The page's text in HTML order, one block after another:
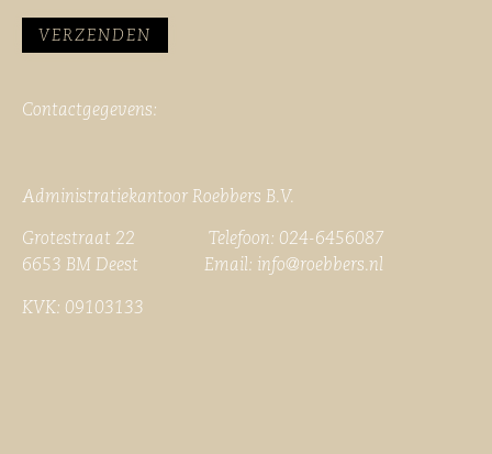
Contactgegevens:
Administratiekantoor Roebbers B.V.
Grotestraat 22 Telefoon: 024-6456087
6653 BM Deest Email: info@roebbers.nl
KVK: 09103133